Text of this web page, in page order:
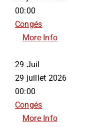
00:00
Congés
More Info
29 Juil
29 juillet 2026
00:00
Congés
More Info